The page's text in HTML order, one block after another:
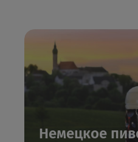
Немецкое